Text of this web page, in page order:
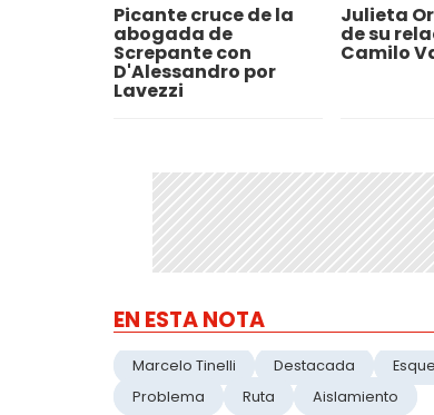
Picante cruce de la
abogada de
Screpante con
D'Alessandro por
Lavezzi
Julieta
de su
Camilo
EN ESTA NOTA
Marcelo Tinelli Destacada
Problema
Ruta Aislamiento